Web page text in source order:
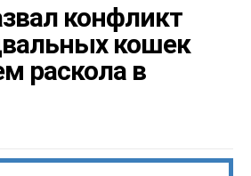
конфликт
кошек
раскола в